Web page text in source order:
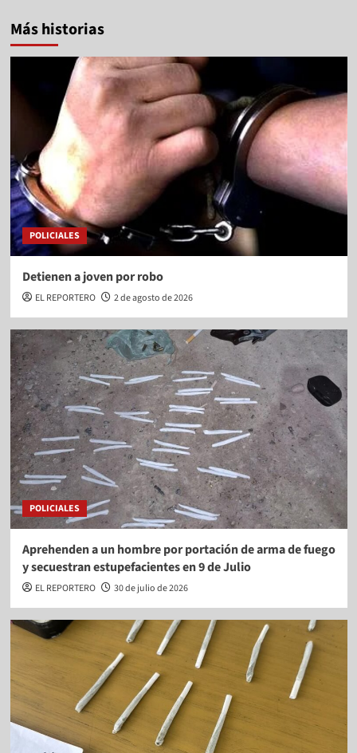
Más historias
POLICIALES
Detienen a joven por robo
EL REPORTERO 2 de agosto de 2026
POLICIALES
Aprehenden a un hombre por portación de arma de fuego
y secuestran estupefacientes en 9 de Julio
EL REPORTERO 30 de julio de 2026